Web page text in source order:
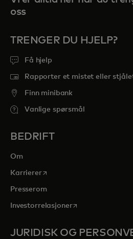
oss
TRENGER DU HJELP?
Få hjelp
Rapporter et mistet eller
Finn minibank
Vanlige spørsmål
BEDRIFT
Om
Karriereropens in a new tab
Presserom
Investorrelasjoneropens in a new tab
JURIDISK OG